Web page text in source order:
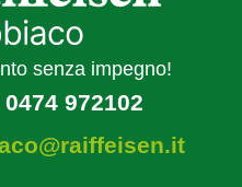
senza impegno!
0474 972102